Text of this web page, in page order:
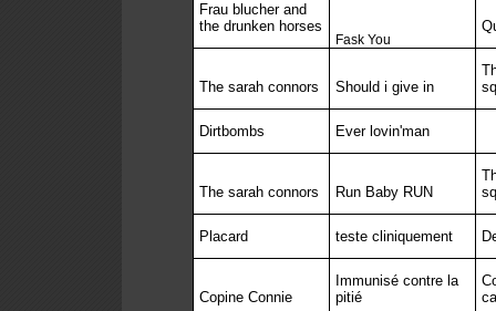
Frau blucher and
the drunken horses
Fask You
The sarah connors Should i give in
Dirtbombs Ever lovin'man
The sarah connors Run Baby RUN
Placard teste cliniquement
Copine Connie
Immunisé contre la
pitié